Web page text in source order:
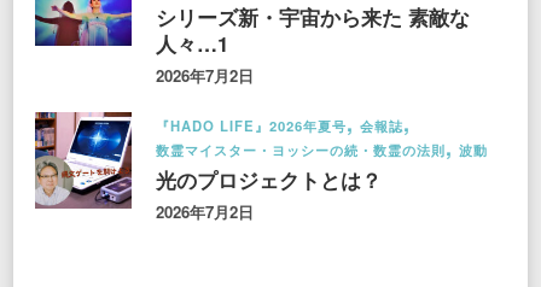
シリーズ新・宇宙から来た 素敵な
人々…1
2026年7月2日
『HADO LIFE』2026年夏号
会報誌
数霊マイスター・ヨッシーの続・数霊の法則
波動
光のプロジェクトとは？
2026年7月2日